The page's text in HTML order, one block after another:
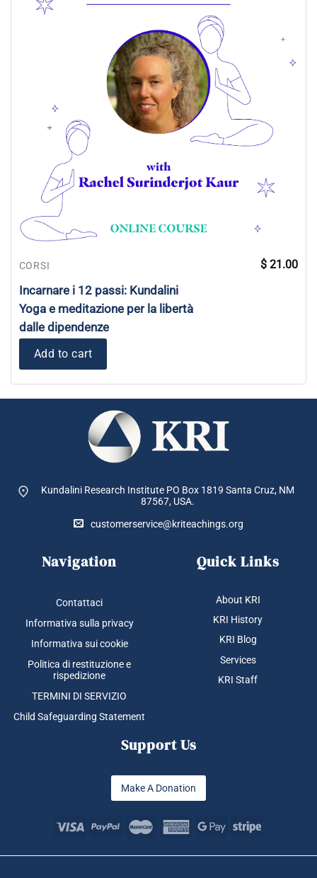
CORSI
Incarnare i 12 passi: Kundalini
Yoga e meditazione per la libertà
dalle dipendenze
$ 21.00
Add to cart
Kundalini Research Institute PO Box 1819 Santa Cruz, NM
87567, USA.
customerservice@kriteachings.org
Navigation
Contattaci
Informativa sulla privacy
Informativa sui cookie
Politica di restituzione e
rispedizione
TERMINI DI SERVIZIO
Child Safeguarding Statement
Quick Links
About KRI
KRI History
KRI Blog
Services
KRI Staff
Support Us
Make A Donation